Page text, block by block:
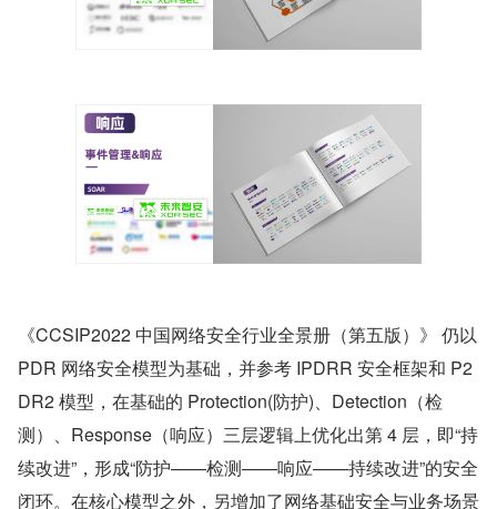
《CCSIP2022 中国网络安全行业全景册（第五版）》 仍以
PDR 网络安全模型为基础，并参考 IPDRR 安全框架和 P2
DR2 模型，在基础的 Protection(防护)、Detection（检
测）、Response（响应）三层逻辑上优化出第 4 层，即“持
续改进”，形成“防护——检测——响应——持续改进”的安全
闭环。在核心模型之外，另增加了网络基础安全与业务场景